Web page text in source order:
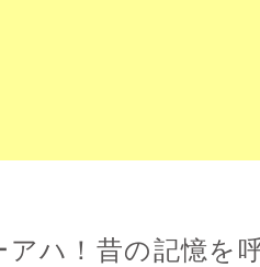
アハ！昔の記憶